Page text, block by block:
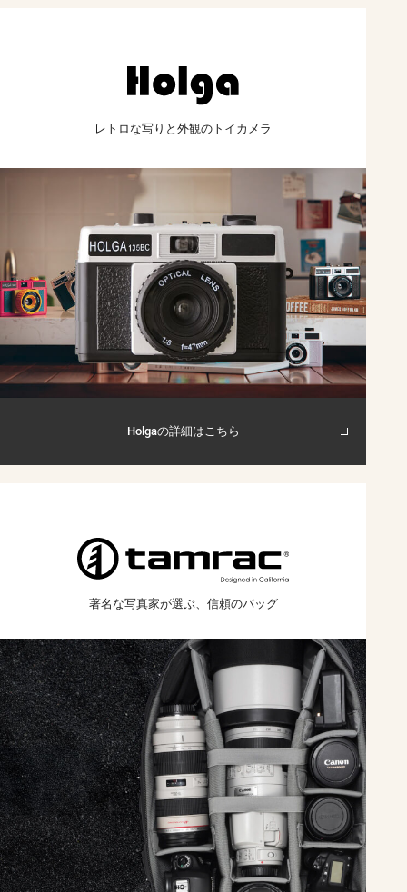
レトロな写りと外観の トイカメラ
Holgaの詳細はこちら
著名な写真家が選ぶ、 信頼のバッグ